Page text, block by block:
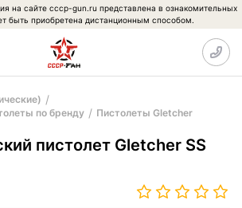
на сайте cccp-gun.ru представлена в ознакомительных
быть приобретена дистанционным способом.
по бренду
Пистолеты Gletcher
пистолет Gletcher SS